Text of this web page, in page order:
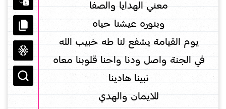
معني الهدايا والصفا
وبنوره عيشنا حياه
يوم القيامة يشفع لنا طه خبيب الله
في الجنة واصل ودنا واحنا قلوبنا معاه
نبينا هادينا
للايمان والهدي